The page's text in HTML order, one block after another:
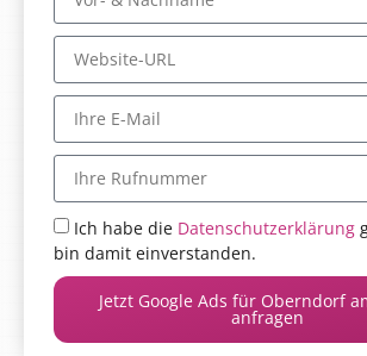
Ich habe die Datenschutzerklärung
bin damit einverstanden.
Jetzt Google Ads für Oberndorf
anfragen